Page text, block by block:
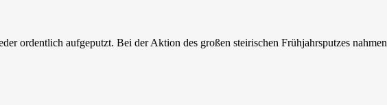
ordentlich aufgeputzt. Bei der Aktion des großen steirischen Frühjahrsputzes nahmen